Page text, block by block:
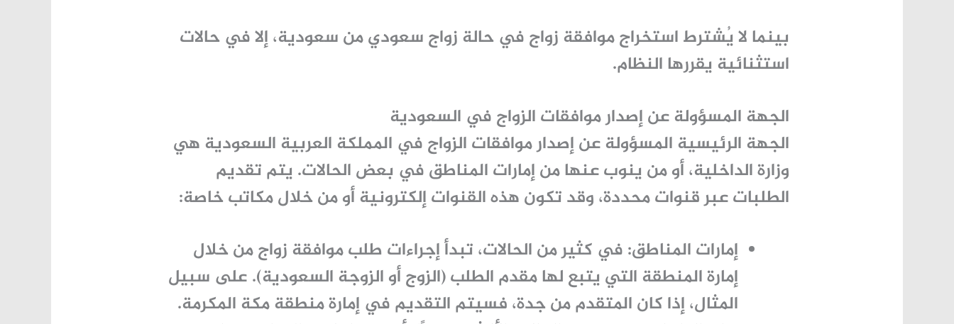
بينما لا يُشترط استخراج موافقة زواج في حالة زواج سعودي من سعودية، إلا في حالات
استثنائية يقررها النظام.
الجهة المسؤولة عن إصدار موافقات الزواج في السعودية
الجهة الرئيسية المسؤولة عن إصدارموافقات الزواج في المملكة العربية السعودية هي
وزارة الداخلية، أو من ينوب عنها منإمارات المناطق في بعض الحالات. يتم تقديم
الطلبات عبر قنوات محددة، وقد تكون هذه القنوات إلكترونية أو من خلال مكاتب خاصة:
إمارات المناطق: في كثير من الحالات، تبدأ إجراءات طلبموافقة زواجمن خلال
إمارة المنطقة التي يتبع لها مقدم الطلب (الزوج أو الزوجة السعودية). على سبيل
المثال، إذا كان المتقدم من جدة، فسيتم التقديم في إمارة منطقة مكة المكرمة.